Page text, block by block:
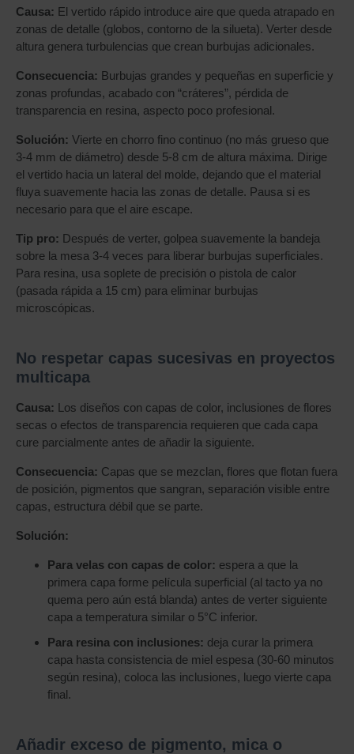
Causa: El vertido rápido introduce aire que queda atrapado en
zonas de detalle (globos, contorno de la silueta). Verter desde
altura genera turbulencias que crean burbujas adicionales.
Consecuencia: Burbujas grandes y pequeñas en superficie y
zonas profundas, acabado con “cráteres”, pérdida de
transparencia en resina, aspecto poco profesional.
Solución: Vierte en chorro fino continuo (no más grueso que
3-4 mm de diámetro) desde 5-8 cm de altura máxima. Dirige
el vertido hacia un lateral del molde, dejando que el material
fluya suavemente hacia las zonas de detalle. Pausa si es
necesario para que el aire escape.
Tip pro: Después de verter, golpea suavemente la bandeja
sobre la mesa 3-4 veces para liberar burbujas superficiales.
Para resina, usa soplete de precisión o pistola de calor
(pasada rápida a 15 cm) para eliminar burbujas
microscópicas.
No respetar capas sucesivas en proyectos
multicapa
Causa: Los diseños con capas de color, inclusiones de flores
secas o efectos de transparencia requieren que cada capa
cure parcialmente antes de añadir la siguiente.
Consecuencia: Capas que se mezclan, flores que flotan fuera
de posición, pigmentos que sangran, separación visible entre
capas, estructura débil que se parte.
Solución:
Para velas con capas de color: espera a que la
primera capa forme película superficial (al tacto ya no
quema pero aún está blanda) antes de verter siguiente
capa a temperatura similar o 5°C inferior.
Para resina con inclusiones: deja curar la primera
capa hasta consistencia de miel espesa (30-60 minutos
según resina), coloca las inclusiones, luego vierte capa
final.
Añadir exceso de pigmento, mica o